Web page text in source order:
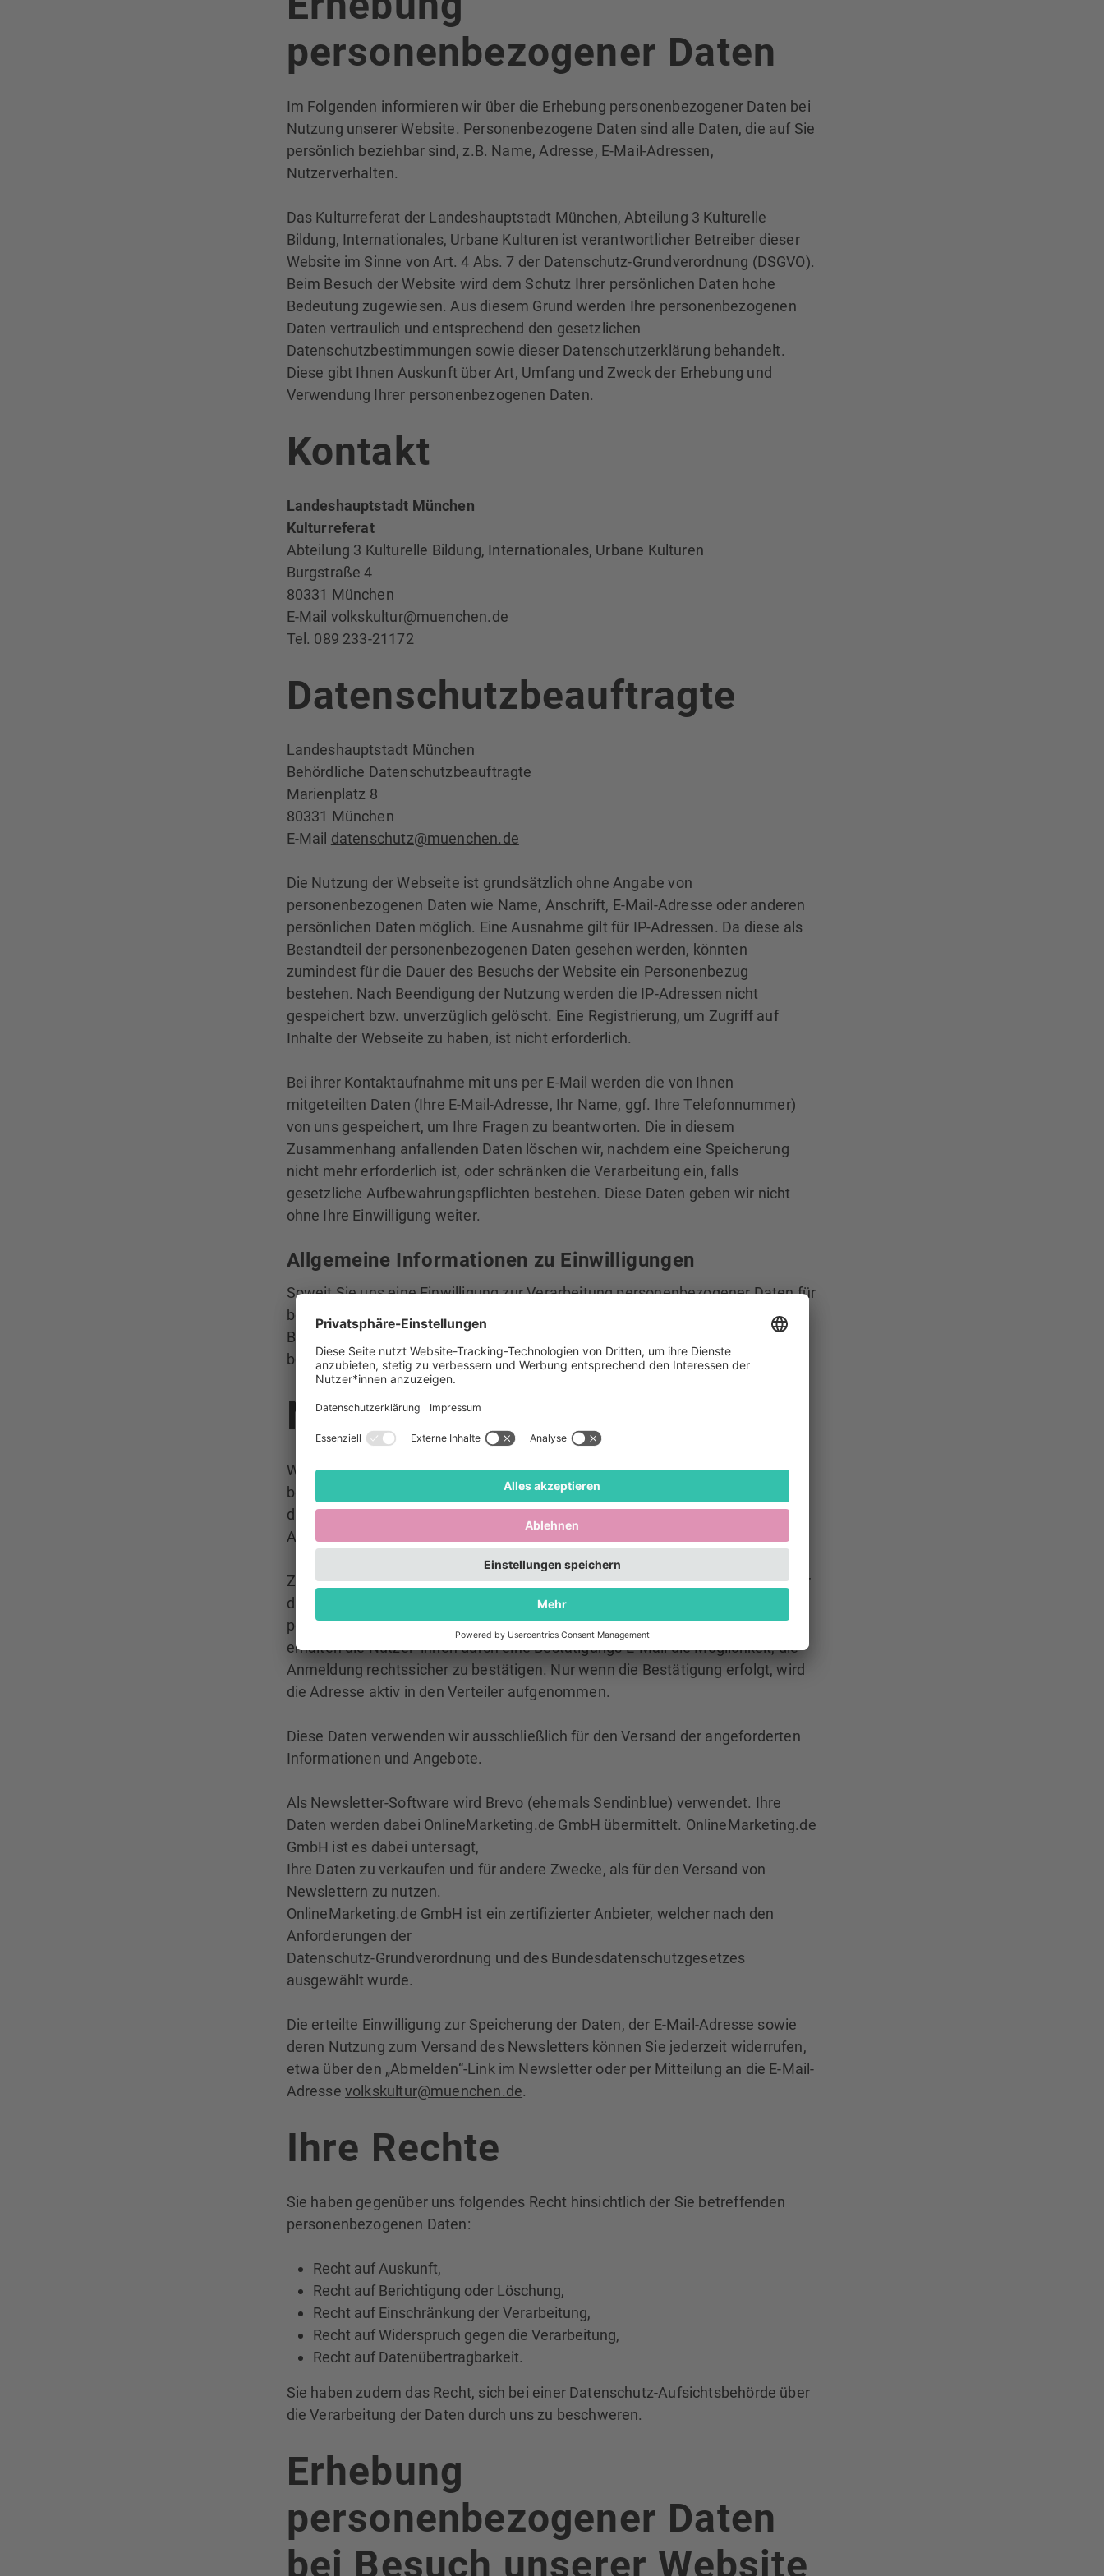
personenbezogener Daten
Im Folgenden informieren wir über die Erhebung personenbezogener Daten bei
Nutzung unserer Website. Personenbezogene Daten sind alle Daten, die auf Sie
persönlich beziehbar sind, z.B. Name, Adresse, E-Mail-Adressen,
Nutzerverhalten.
Das Kulturreferat der Landeshauptstadt München, Abteilung 3 Kulturelle
Bildung, Internationales, Urbane Kulturen ist verantwortlicher Betreiber dieser
Website im Sinne von Art. 4 Abs. 7 der Datenschutz-Grundverordnung (DSGVO).
Beim Besuch der Website wird dem Schutz Ihrer persönlichen Daten hohe
Bedeutung zugewiesen. Aus diesem Grund werden Ihre personenbezogenen
Daten vertraulich und entsprechend den gesetzlichen
Datenschutzbestimmungen sowie dieser Datenschutzerklärung behandelt.
Diese gibt Ihnen Auskunft über Art, Umfang und Zweck der Erhebung und
Verwendung Ihrer personenbezogenen Daten.
Kontakt
Landeshauptstadt München
Kulturreferat
Abteilung 3 Kulturelle Bildung, Internationales, Urbane Kulturen
Burgstraße 4
80331 München
E-Mail volkskultur@muenchen.de
Tel. 089 233-21172
Datenschutzbeauftragte
Landeshauptstadt München
Behördliche Datenschutzbeauftragte
Marienplatz 8
80331 München
E-Mail datenschutz@muenchen.de
Die Nutzung der Webseite ist grundsätzlich ohne Angabe von
personenbezogenen Daten wie Name, Anschrift, E-Mail-Adresse oder anderen
persönlichen Daten möglich. Eine Ausnahme gilt für IP-Adressen. Da diese als
Bestandteil der personenbezogenen Daten gesehen werden, könnten
zumindest für die Dauer des Besuchs der Website ein Personenbezug
bestehen. Nach Beendigung der Nutzung werden die IP-Adressen nicht
gespeichert bzw. unverzüglich gelöscht. Eine Registrierung, um Zugriff auf
Inhalte der Webseite zu haben, ist nicht erforderlich.
Bei ihrer Kontaktaufnahme mit uns per E-Mail werden die von Ihnen
mitgeteilten Daten (Ihre E-Mail-Adresse, Ihr Name, ggf. Ihre Telefonnummer)
von uns gespeichert, um Ihre Fragen zu beantworten. Die in diesem
Zusammenhang anfallenden Daten löschen wir, nachdem eine Speicherung
nicht mehr erforderlich ist, oder schränken die Verarbeitung ein, falls
gesetzliche Aufbewahrungspflichten bestehen. Diese Daten geben wir nicht
ohne Ihre Einwilligung weiter.
Allgemeine Informationen zu Einwilligungen
Soweit Sie uns eine Einwilligung zur Verarbeitung personenbezogener Daten für
bestimmte, weitere Zwecke erteilt haben, erfolgt diese Datenverarbeitung auf
Basis dieser Einwilligung. Details zu den Inhalten einer Einwilligung stellen wir
bei Abfrage der Einwilligung zur Verfügung.
Newsletter
Wenn Sie den auf der Webseite angebotenen Newsletter beziehen möchten,
benötigen wir von Ihnen eine E-Mail-Adresse sowie Informationen, welche uns
die Überprüfung gestatten, dass Sie der Inhaber*in der angegebenen E-Mail-
Adresse und mit dem Empfang des Newsletters einverstanden sind.
Zur Gewährleistung einer einverständlichen Newsletter-Versendung nutzen wir
das sogenannte Double-Opt-in-Verfahren. Im Zuge dessen lassen sich
potentielle Empfänger*innen in einen Verteiler aufnehmen. Anschließend
erhalten die Nutzer*innen durch eine Bestätigungs-E-Mail die Möglichkeit, die
Anmeldung rechtssicher zu bestätigen. Nur wenn die Bestätigung erfolgt, wird
die Adresse aktiv in den Verteiler aufgenommen.
Diese Daten verwenden wir ausschließlich für den Versand der angeforderten
Informationen und Angebote.
Als Newsletter-Software wird Brevo (ehemals Sendinblue) verwendet. Ihre
Daten werden dabei OnlineMarketing.de GmbH übermittelt. OnlineMarketing.de
GmbH ist es dabei untersagt,
Ihre Daten zu verkaufen und für andere Zwecke, als für den Versand von
Newslettern zu nutzen.
OnlineMarketing.de GmbH ist ein zertifizierter Anbieter, welcher nach den
Anforderungen der
Datenschutz-Grundverordnung und des Bundesdatenschutzgesetzes
ausgewählt wurde.
Die erteilte Einwilligung zur Speicherung der Daten, der E-Mail-Adresse sowie
deren Nutzung zum Versand des Newsletters können Sie jederzeit widerrufen,
etwa über den „Abmelden“-Link im Newsletter oder per Mitteilung an die E-Mail-
Adresse volkskultur@muenchen.de.
Ihre Rechte
Sie haben gegenüber uns folgendes Recht hinsichtlich der Sie betreffenden
personenbezogenen Daten:
Recht auf Auskunft,
Recht auf Berichtigung oder Löschung,
Recht auf Einschränkung der Verarbeitung,
Recht auf Widerspruch gegen die Verarbeitung,
Recht auf Datenübertragbarkeit.
Sie haben zudem das Recht, sich bei einer Datenschutz-Aufsichtsbehörde über
die Verarbeitung der Daten durch uns zu beschweren.
Erhebung
personenbezogener Daten
bei Besuch unserer Website